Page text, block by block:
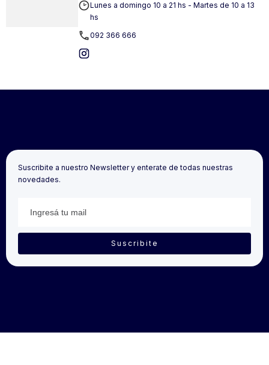
Lunes a domingo 10 a 21 hs - Martes de 10 a 13
hs
092 366 666
Suscribite a nuestro Newsletter y enterate de todas nuestras
novedades.